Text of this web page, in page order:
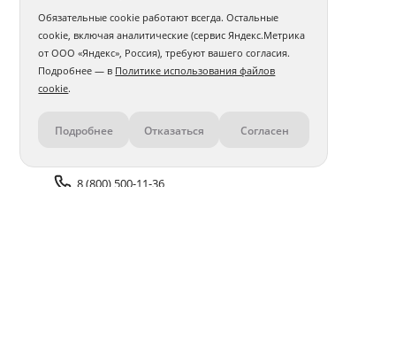
Контакты
8 (800) 500-11-36
Обязательные cookie работают всегда. Остальные
cookie, включая аналитические (сервис Яндекс.Метрика
от ООО «Яндекс», Россия), требуют вашего согласия.
Подробнее — в Политике использования файлов
cookie.
Подробнее Отказаться Согласен